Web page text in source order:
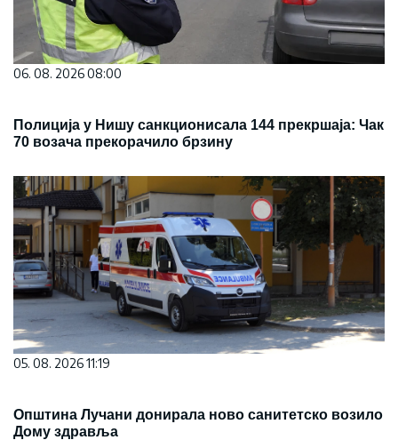
06. 08. 2026 08:00
Полиција у Нишу санкционисала 144 прекршаја: Чак
70 возача прекорачило брзину
05. 08. 2026 11:19
Општина Лучани донирала ново санитетско возило
Дому здравља